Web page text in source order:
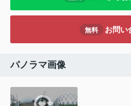
無料 お問い
パノラマ画像